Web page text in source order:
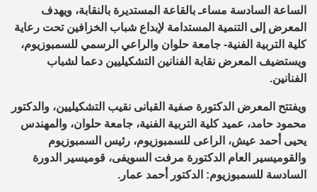
الساعة السادسة مساءـ بالقاعة المستديرة بالنقابة، ويهدف
المعرض إلى التنمية المستدامة لإبداع شباب الخزافين تحت رعاية
كلية التربية الفنية- جامعة حلوان والراعي الرسمي للسمبوزيوم،
ويستضيف المعرض نقابة الفنانين التشكيليين دعما لشباب
الفنانين.
ويفتتح المعرض الدكتورة صفية القبانى نقيب التشكيليين، والدكتور
محمود حامد، عميد كلية التربية الفنية، جامعة حلوان، والمهندس
يحيى أحمد عيش، الراعى للسمبوزيوم، رئيس السمبوزيوم
والقوميسير العام الدكتورة مرفت السويفى، قوميسير الدورة
السادسة للسمبوزيوم: الدكتور أحمد عمار.